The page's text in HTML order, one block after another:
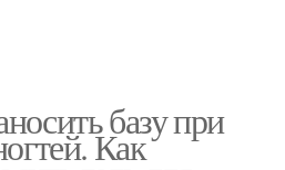
базу при
Как